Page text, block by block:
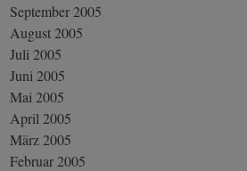
September 2005
August 2005
Juli 2005
Juni 2005
Mai 2005
April 2005
März 2005
Februar 2005